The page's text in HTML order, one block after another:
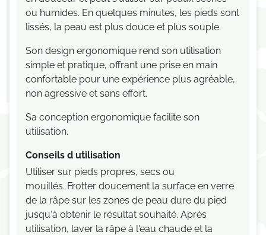
ou humides. En quelques minutes, les pieds sont
lissés, la peau est plus douce et plus souple.
Son design ergonomique rend son utilisation
simple et pratique, offrant une prise en main
confortable pour une expérience plus agréable,
non agressive et sans effort.
Sa conception ergonomique facilite son
utilisation.
Conseils d utilisation
Utiliser sur pieds propres, secs ou
mouillés. Frotter doucement la surface en verre
de la râpe sur les zones de peau dure du pied
jusqu'à obtenir le résultat souhaité. Après
utilisation, laver la râpe à l'eau chaude et la